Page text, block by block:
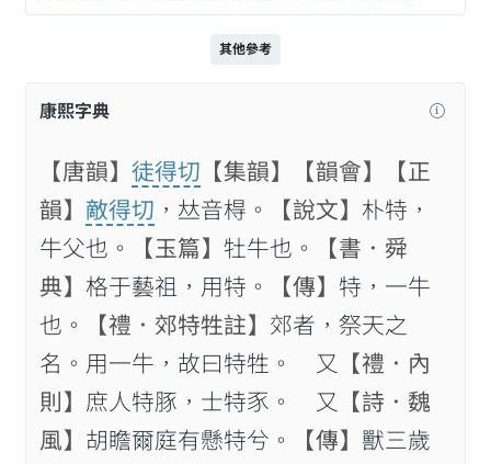
其他參考
康熙字典
【唐韻】 徒得切 【集韻】 【韻會】
【正
韻】 敵得切 ，𠀤音棏。 【說文】 朴特，
牛父也。
【玉篇】 牡牛也。
【書．舜
典】 格于藝祖，用特。 【傳】 特，一牛
也。
【禮．郊特牲註】 郊者，祭天之
名。用一牛，故曰特牲。 又
【禮．內
則】 庶人特豚，士特豕。 又
【詩．魏
風】 胡瞻爾庭有懸特兮。 【傳】 獸三歲